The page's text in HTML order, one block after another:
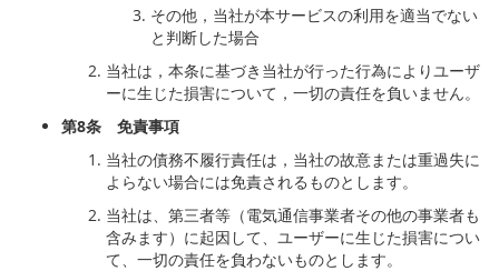
その他，当社が本サービスの利用を適当でない
と判断した場合
当社は，本条に基づき当社が行った行為によりユーザ
ーに生じた損害について，一切の責任を負いません。
第8条 免責事項
当社の債務不履行責任は，当社の故意または重過失に
よらない場合には免責されるものとします。
当社は、第三者等（電気通信事業者その他の事業者も
含みます）に起因して、ユーザーに生じた損害につい
て、一切の責任を負わないものとします。